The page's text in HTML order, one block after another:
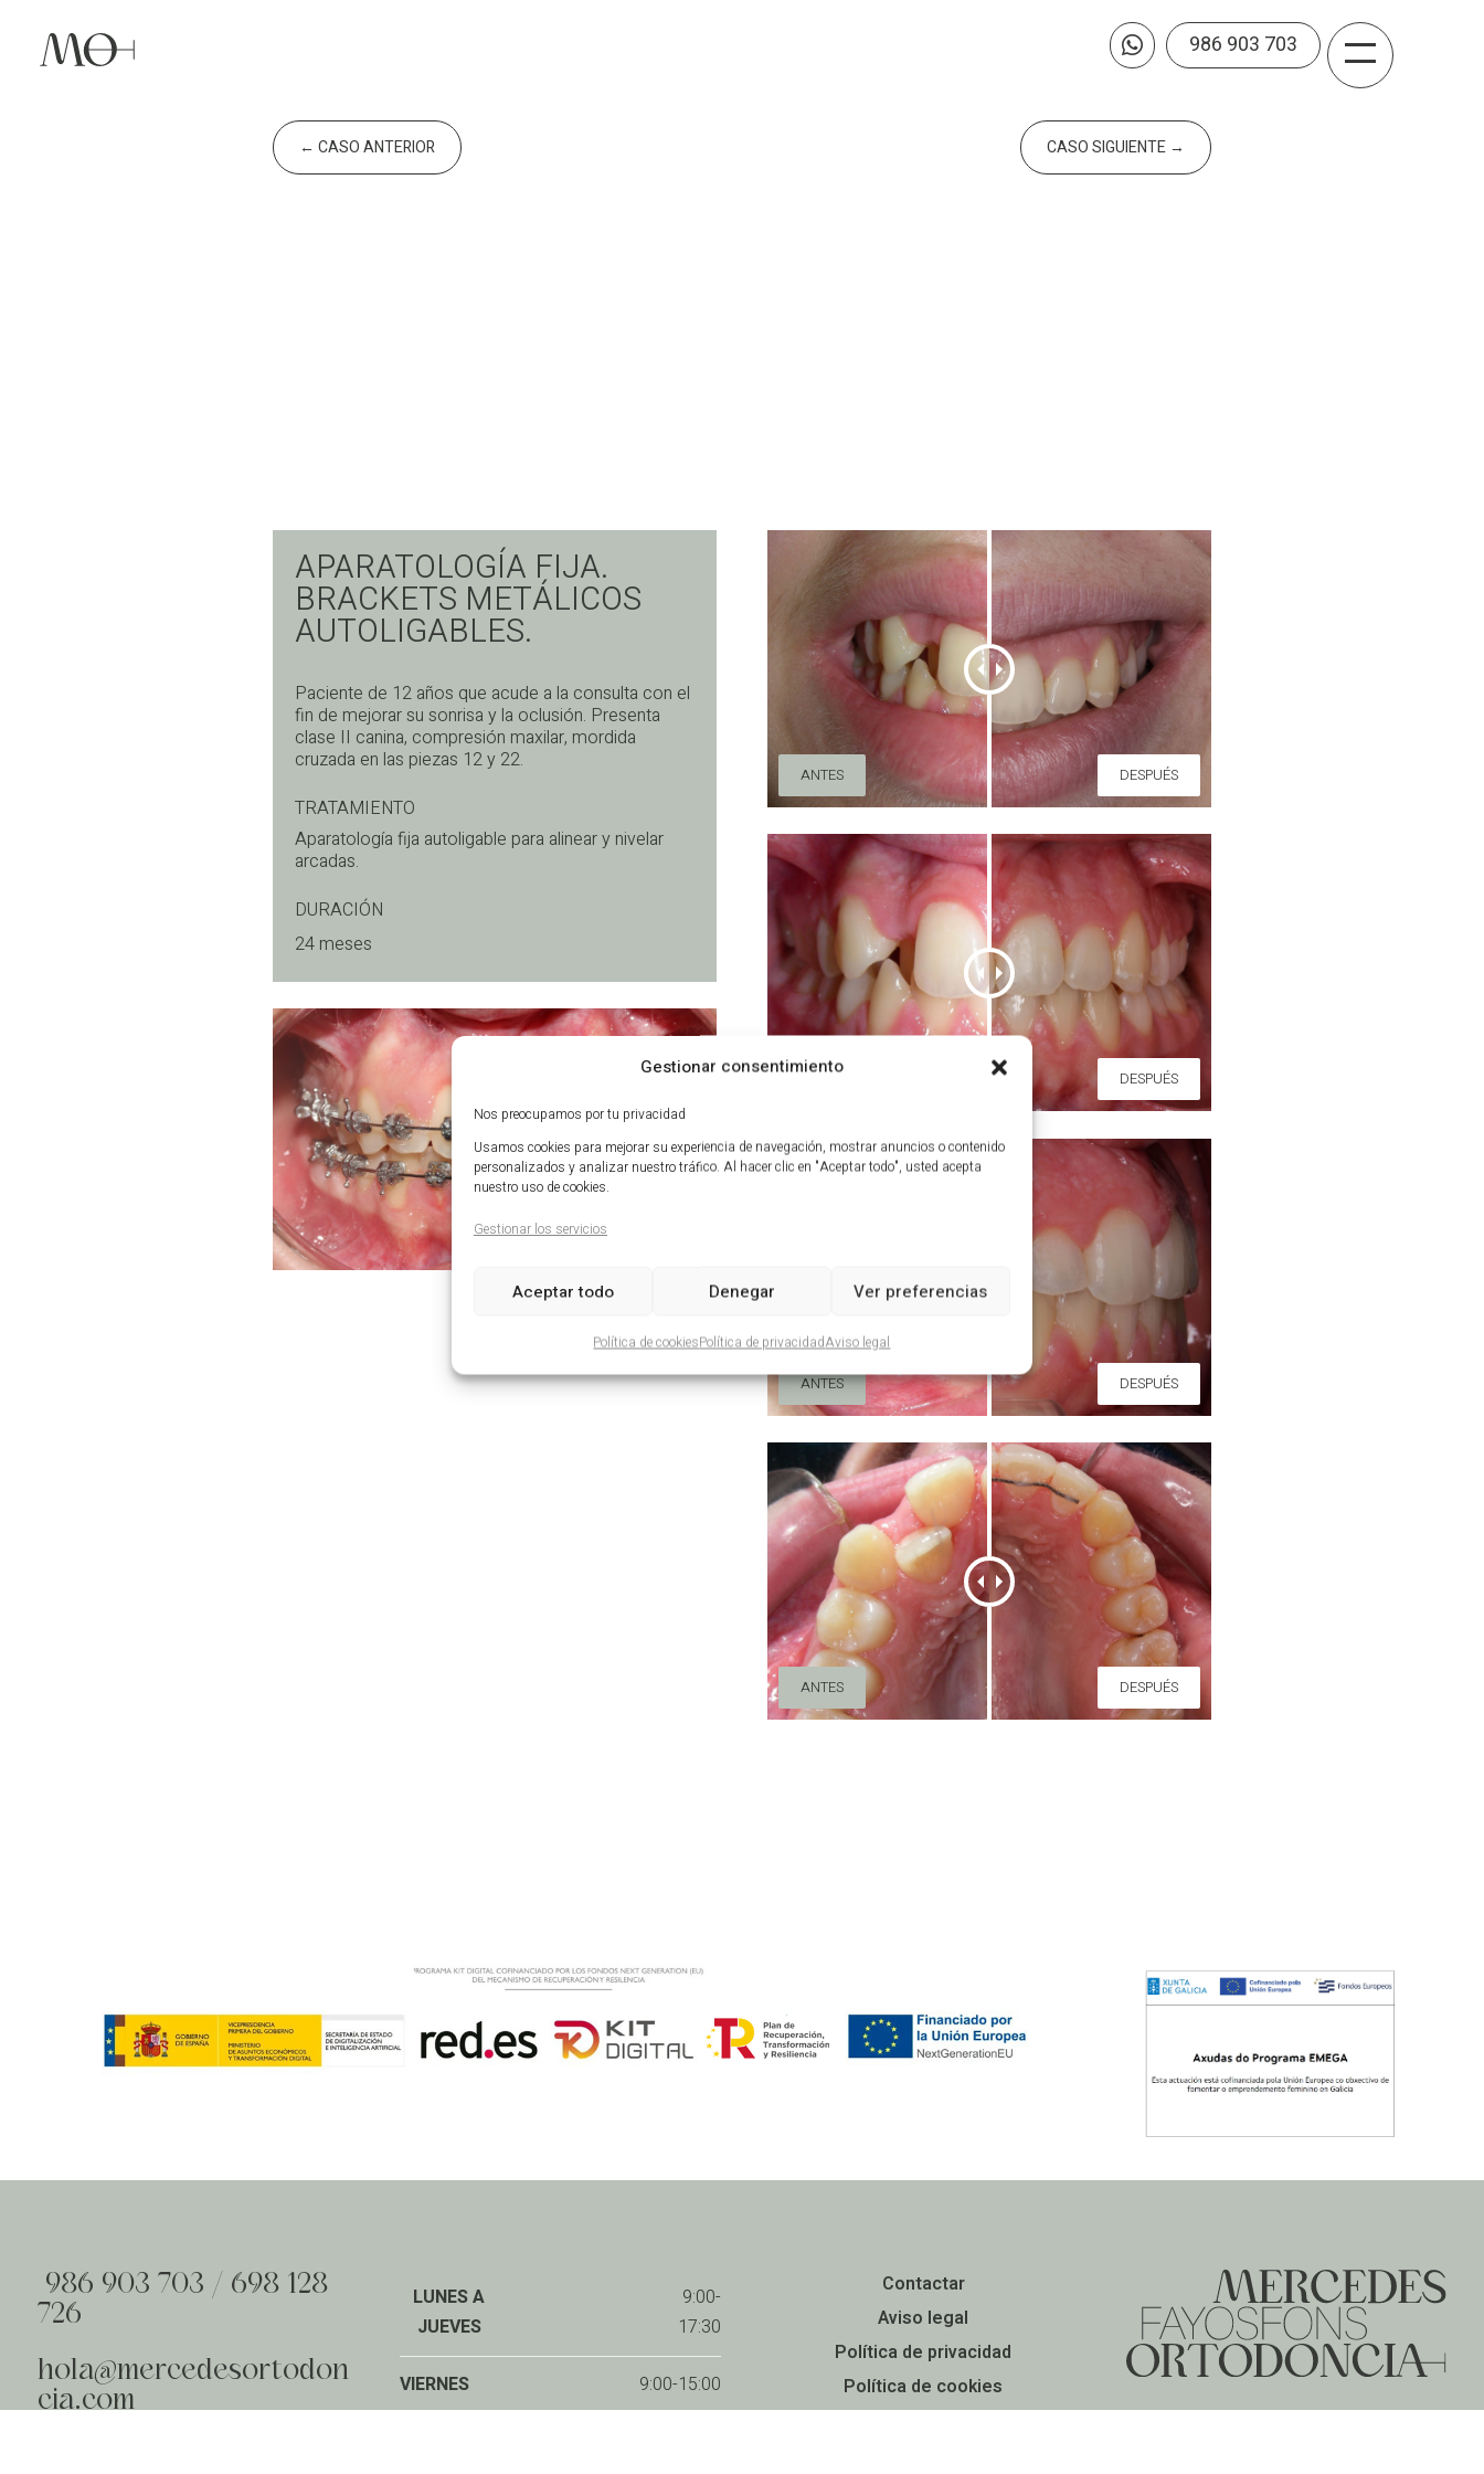
Gestionar consentimiento
Nos preocupamos por tu privacidad
Usamos cookies para mejorar su experiencia de navegación, mostrar anuncios o contenido
personalizados y analizar nuestro tráfico. Al hacer clic en "Aceptar todo", usted acepta
nuestro uso de cookies.
Gestionar los servicios
Aceptar todo Denegar Ver preferencias
Política de cookiesPolítica de privacidadAviso legal
 986 903 703
APARATOLOGÍA FIJA.
BRACKETS METÁLICOS
AUTOLIGABLES.
Paciente de 12 años que acude a la consulta con el
fin de mejorar su sonrisa y la oclusión. Presenta
clase II canina, compresión maxilar, mordida
cruzada en las piezas 12 y 22.
TRATAMIENTO
Aparatología fija autoligable para alinear y nivelar
arcadas.
DURACIÓN
24 meses
ANTES DESPUÉS
ANTES DESPUÉS
ANTES DESPUÉS
ANTES DESPUÉS
← CASO ANTERIOR CASO SIGUIENTE →
986 903 703 / 698 128
726
hola@mercedesortodon
cia.com
LUNES A
JUEVES
9:00-
17:30
VIERNES 9:00-15:00
Contactar
Aviso legal
Política de privacidad
Política de cookies